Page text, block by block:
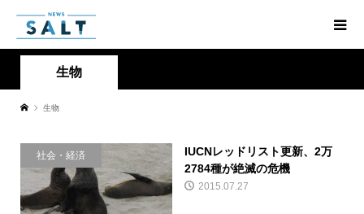
生物
生物
社会・経済
IUCNレッドリスト更新、2万
2784種が絶滅の危機
2015.07.27